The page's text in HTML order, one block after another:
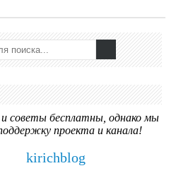
советы бесплатны, однако мы
проекта и канала!
kirichblog